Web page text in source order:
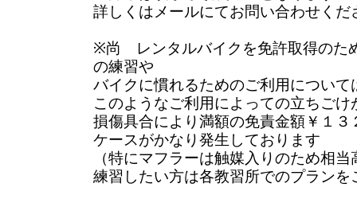
詳しくはメールにてお問い合わせくだ
※尚 レンタルバイクを免許取得のた
の練習や
バイクに慣れるためのご利用について
このようなご利用によっての立ちごけ
損傷具合により満額の免責金額￥１
ケースがかなり発生しております
（特にマフラーは触媒入りのため相
練習したい方は各教習所でのプランを